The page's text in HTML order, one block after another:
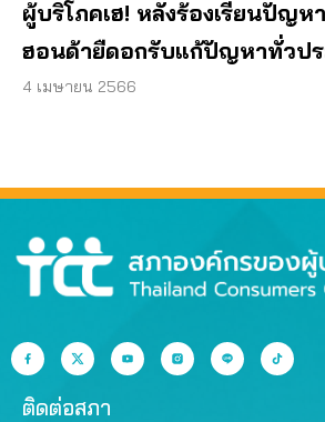
ผู้บริโภคเฮ! หลังร้องเรียนปัญห
ฮอนด้ายืดอกรับแก้ปัญหาทั่วปร
4 เมษายน 2566
ติดต่อสภา